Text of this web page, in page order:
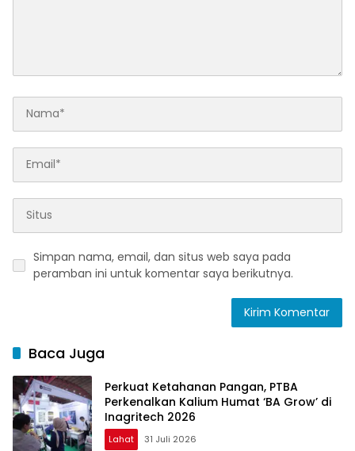
Simpan nama, email, dan situs web saya pada
peramban ini untuk komentar saya berikutnya.
Baca Juga
Perkuat Ketahanan Pangan, PTBA
Perkenalkan Kalium Humat ‘BA Grow’ di
Inagritech 2026
Lahat 31 Juli 2026